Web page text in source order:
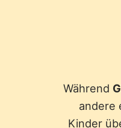
Während
andere
Kinder